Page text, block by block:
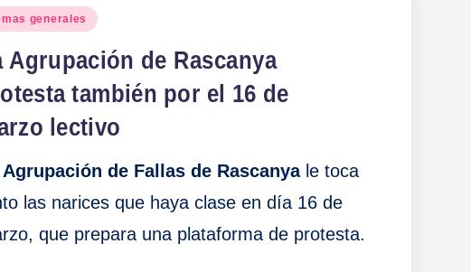
generales
Agrupación de Rascanya
también por el 16 de
lectivo
Agrupación de Fallas de Rascanyale toca
las narices que haya clase en día 16 de
que prepara una plataforma de protesta.